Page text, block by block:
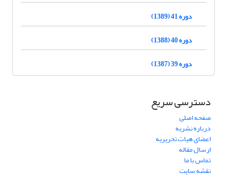
دوره 41 (1389)
دوره 40 (1388)
دوره 39 (1387)
دسترسی سریع
صفحه اصلی
درباره نشریه
اعضای هیات تحریریه
ارسال مقاله
تماس با ما
نقشه سایت